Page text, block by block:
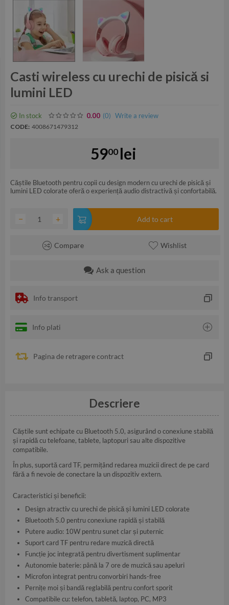
Casti wireless cu urechi de pisică si
lumini LED
In stock 0.00 (0) Write a review
CODE: 4008671479312
5900 lei
Căștile Bluetooth pentru copii cu design modern cu urechi de pisică și
lumini LED colorate oferă o experiență audio distractivă și confortabilă.
+
− Add to cart
Compare Wishlist
Ask a question
Info transport
Info plati
Pagina de retragere contract
Descriere
Căștile sunt echipate cu Bluetooth 5.0, asigurând o conexiune stabilă
și rapidă cu telefoane, tablete, laptopuri sau alte dispozitive
compatibile.
În plus, suportă card TF, permițând redarea muzicii direct de pe card
fără a fi nevoie de conectare la un dispozitiv extern.
Caracteristici și beneficii:
Design atractiv cu urechi de pisică și lumini LED colorate
Bluetooth 5.0 pentru conexiune rapidă și stabilă
Putere audio: 10W pentru sunet clar și puternic
Suport card TF pentru redare muzică directă
Funcție joc integrată pentru divertisment suplimentar
Autonomie baterie: până la 7 ore de muzică sau apeluri
Microfon integrat pentru convorbiri hands-free
Pernițe moi și bandă reglabilă pentru confort sporit
Compatibile cu: telefon, tabletă, laptop, PC, MP3